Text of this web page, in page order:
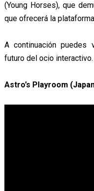
(Young Horses), que
que ofrecerá la
A continuación
futuro del ocio interactivo.
Astro’s Playroom